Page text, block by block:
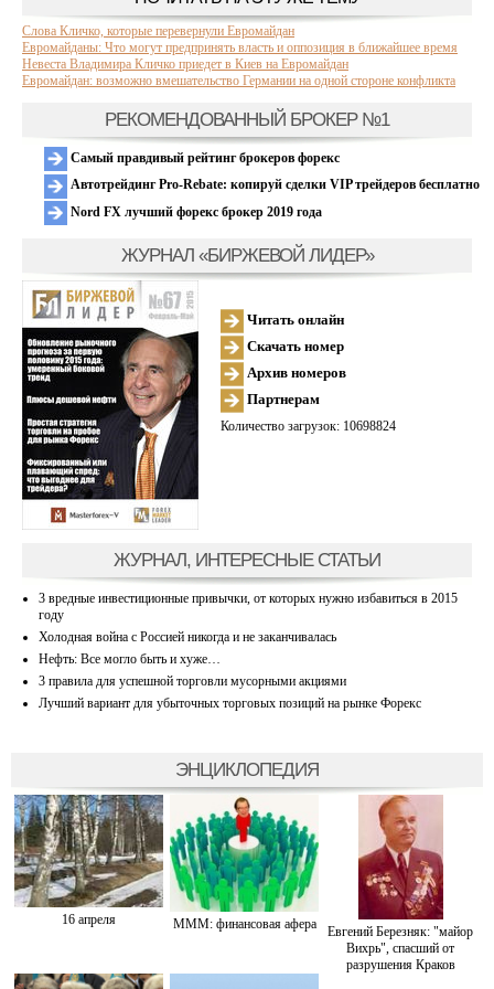
Слова Кличко, которые перевернули Евромайдан
Евромайданы: Что могут предпринять власть и оппозиция в ближайшее время
Невеста Владимира Кличко приедет в Киев на Евромайдан
Евромайдан: возможно вмешательство Германии на одной стороне конфликта
РЕКОМЕНДОВАННЫЙ БРОКЕР №1
Самый правдивый рейтинг брокеров форекс
Автотрейдинг Pro-Rebate: копируй сделки VIP трейдеров бесплатно
Nord FX лучший форекс брокер 2019 года
ЖУРНАЛ «БИРЖЕВОЙ ЛИДЕР»
Читать онлайн
Скачать номер
Архив номеров
Партнерам
Количество загрузок: 10698824
ЖУРНАЛ, ИНТЕРЕСНЫЕ СТАТЬИ
3 вредные инвестиционные привычки, от которых нужно избавиться в 2015
году
Холодная война с Россией никогда и не заканчивалась
Нефть: Все могло быть и хуже…
3 правила для успешной торговли мусорными акциями
Лучший вариант для убыточных торговых позиций на рынке Форекс
ЭНЦИКЛОПЕДИЯ
16 апреля МММ: финансовая афера
Евгений Березняк: "майор
Вихрь", спасший от
разрушения Краков